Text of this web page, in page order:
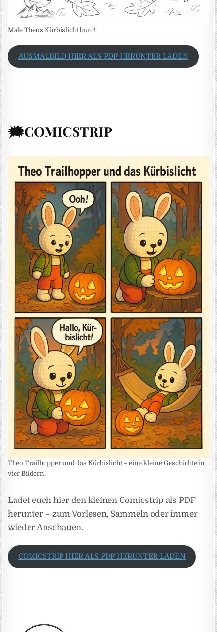
Male Theos Kürbislicht bunt!
AUSMALBILD HIER ALS PDF HERUNTER LADEN
🗯️COMICSTRIP
Theo Trailhopper und das Kürbislicht – eine kleine Geschichte in
vier Bildern.
Ladet euch hier den kleinen Comicstrip als PDF
herunter – zum Vorlesen, Sammeln oder immer
wieder Anschauen.
COMICSTRIP HIER ALS PDF HERUNTER LADEN